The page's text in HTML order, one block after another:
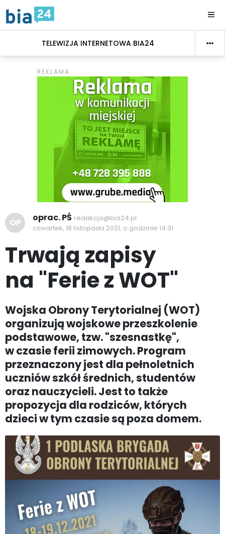
TELEWIZJA INTERNETOWA BIA24
OP oprac. PŚ redakcja@bia24.pl
czwartek, 18 listopada 2021, o godzinie 14:31
Trwają zapisy
na "Ferie z WOT"
Wojska Obrony Terytorialnej (WOT)
organizują wojskowe przeszkolenie
podstawowe, tzw. "szesnastkę",
w czasie ferii zimowych. Program
przeznaczony jest dla pełnoletnich
uczniów szkół średnich, studentów
oraz nauczycieli. Jest to także
propozycja dla rodziców, których
dzieci w tym czasie są poza domem.